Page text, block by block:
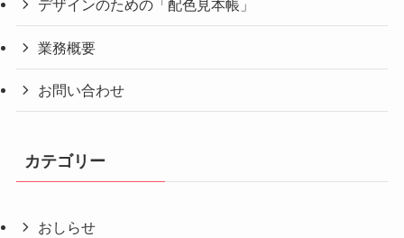
デザインのための「配色見本帳」
業務概要
お問い合わせ
カテゴリー
おしらせ